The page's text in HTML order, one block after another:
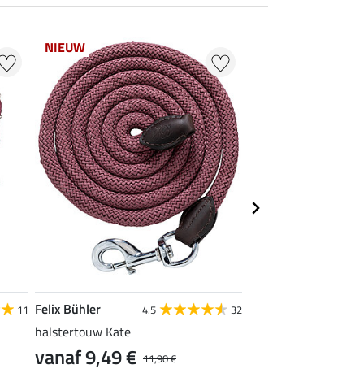
11
NIEUW
Felix Bühler 4.5 32
halstertouw Kate
11,90 €
vanaf 9,49 €